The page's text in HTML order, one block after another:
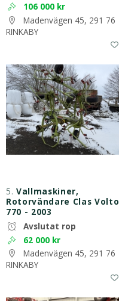
106 000 kr
Madenvägen 45, 291 76
RINKABY
5. Vallmaskiner,
Rotorvändare Clas Volto
770 - 2003
Avslutat rop
62 000 kr
Madenvägen 45, 291 76
RINKABY